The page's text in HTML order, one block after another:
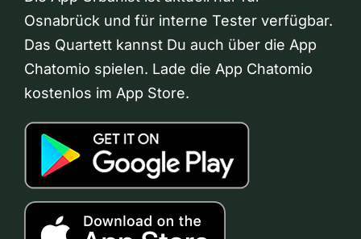
Osnabrück und für interne Tester verfügbar.
Das Quartett kannst Du auch über die App
Chatomio spielen. Lade die App Chatomio
kostenlos im App Store.